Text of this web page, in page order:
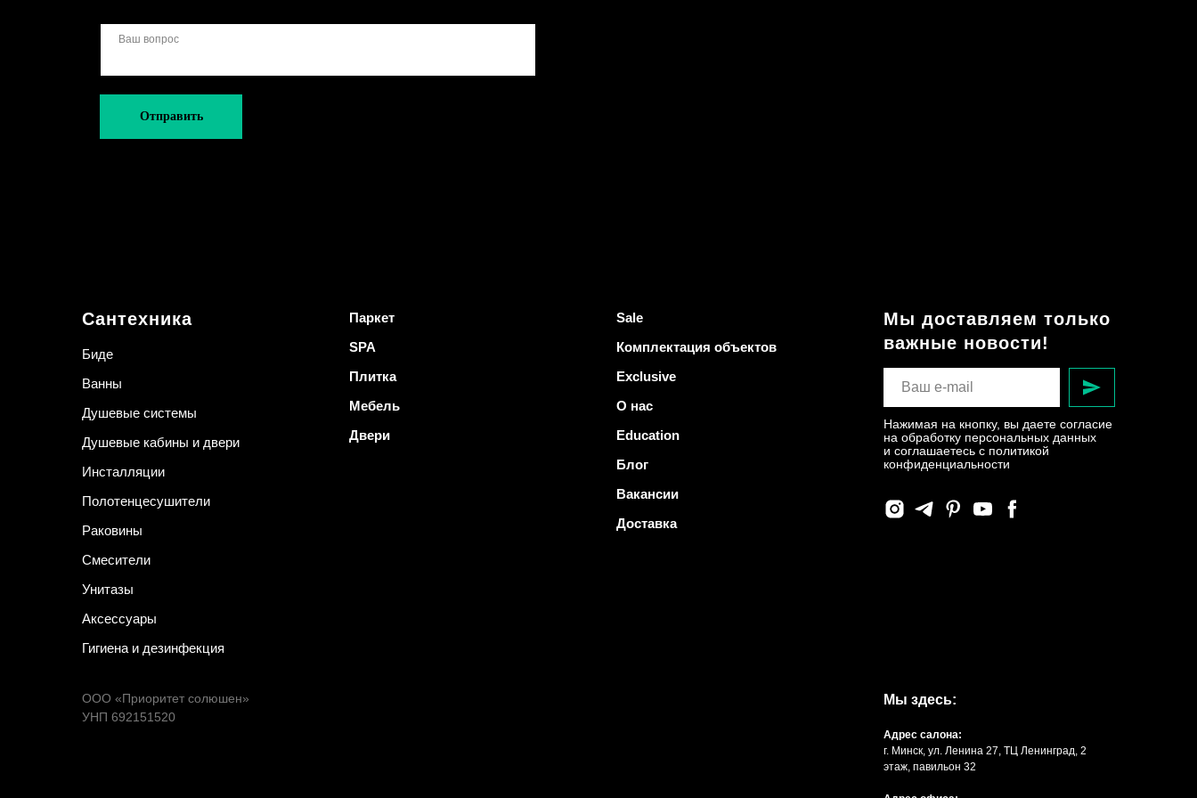
Отправить
Сантехника
Биде
Ванны
Душевые системы
Душевые кабины и двери
Инсталляции
Полотенцесушители
Раковины
Смесители
Унитазы
Аксессуары
Гигиена и дезинфекция
Паркет
SPA
Плитка
Мебель
Двери
Sale
Комплектация объектов
Exclusive
О нас
Education
Блог
Вакансии
Доставка
Мы доставляем только
важные новости!
Нажимая на кнопку, вы даете согласие
на обработку персональных данных
и соглашаетесь c политикой
конфиденциальности
ООО «Приоритет солюшен»
УНП 692151520
Мы здесь:
Адрес салона:
г. Минск, ул. Ленина 27, ТЦ Ленинград, 2
этаж, павильон 32